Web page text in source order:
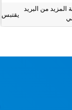
يقتبس